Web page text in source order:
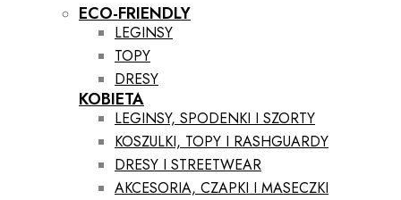
ECO-FRIENDLY
LEGINSY
TOPY
DRESY
KOBIETA
LEGINSY, SPODENKI I SZORTY
KOSZULKI, TOPY I RASHGUARDY
DRESY I STREETWEAR
AKCESORIA, CZAPKI I MASECZKI